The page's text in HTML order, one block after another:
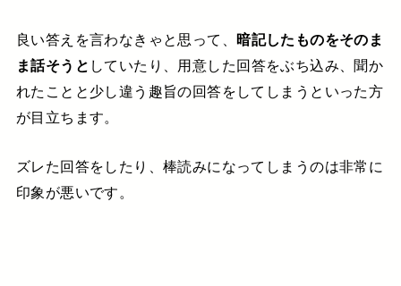
良い答えを言わなきゃと思って、暗記したものをそのま
ま話そうと していたり、用意した回答をぶち込み、聞か
れたことと少し違う趣旨の回答をしてしまうといった方
が目立ちます。
ズレた回答をしたり、棒読みになってしまうのは非常に
印象が悪いです。